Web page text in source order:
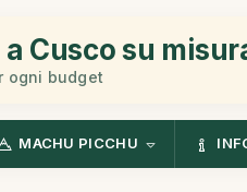
Cusco su
ogni budget
MACHU PICCHU